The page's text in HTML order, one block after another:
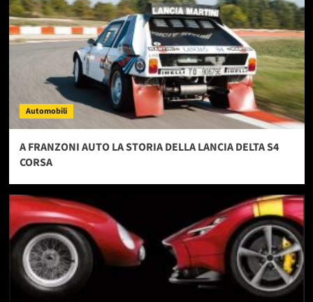
Automobili
A FRANZONI AUTO LA STORIA DELLA LANCIA DELTA S4
CORSA